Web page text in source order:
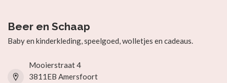
Beer en Schaap
Baby en kinderkleding, speelgoed, wolletjes en cadeaus.
Mooierstraat 4
3811EB Amersfoort